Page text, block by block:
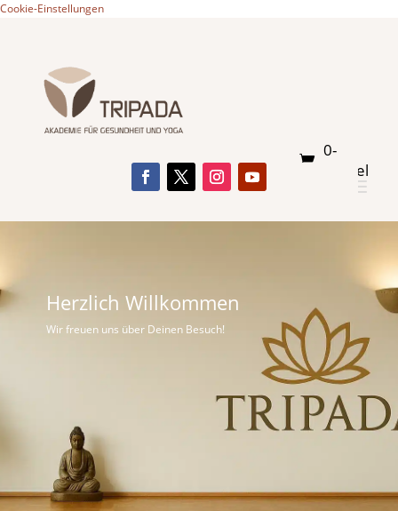
Cookie-Einstellungen
0-
Artikel
Herzlich Willkommen
Wir freuen uns über Deinen Besuch!